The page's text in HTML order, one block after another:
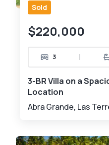
Sold
$220,000
3 |
3-BR Villa on a
Location
Abra Grande, Las